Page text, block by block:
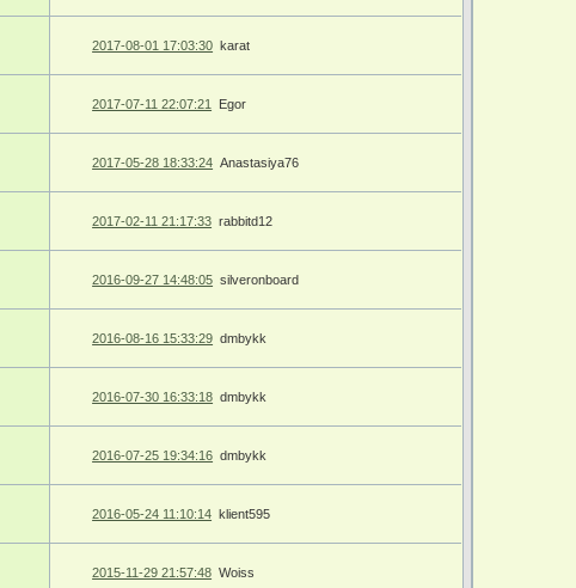
2017-08-01 17:03:30 karat
2017-07-11 22:07:21 Egor
2017-05-28 18:33:24 Anastasiya76
2017-02-11 21:17:33 rabbitd12
2016-09-27 14:48:05 silveronboard
2016-08-16 15:33:29 dmbykk
2016-07-30 16:33:18 dmbykk
2016-07-25 19:34:16 dmbykk
2016-05-24 11:10:14 klient595
2015-11-29 21:57:48 Woiss